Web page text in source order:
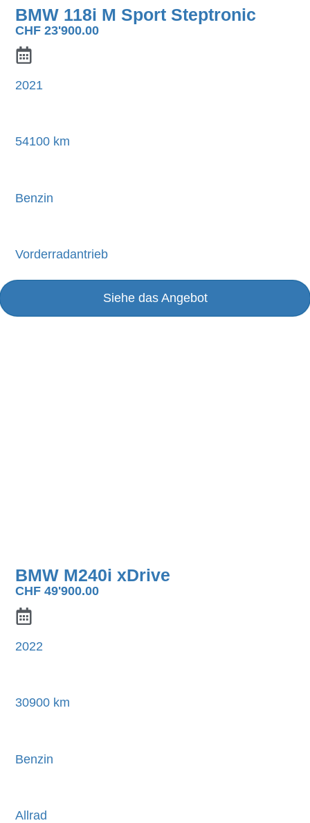
BMW 118i M Sport Steptronic
CHF 23'900.00
2021
54100 km
Benzin
Vorderradantrieb
Siehe das Angebot
BMW M240i xDrive
CHF 49'900.00
2022
30900 km
Benzin
Allrad